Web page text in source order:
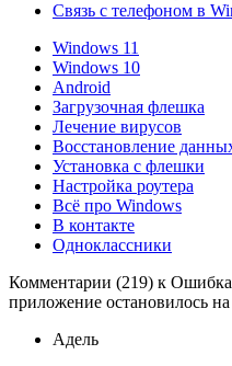
Связь с телефоном в
Windows 11
Windows 10
Android
Загрузочная флешка
Лечение вирусов
Восстановление
Установка с флешки
Настройка роутера
Всё про Windows
В контакте
Одноклассники
Комментарии (219) к
приложение остановилось
Адель